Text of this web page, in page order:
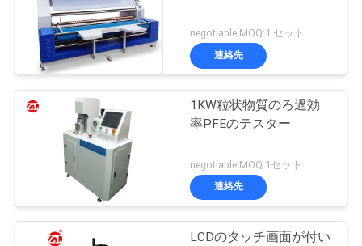
negotiable MOQ:1 セット
連絡先
1KW粒状物質のろ過効
率PFEのテスター
negotiable MOQ:1セット
連絡先
LCDのタッチ画面が付い